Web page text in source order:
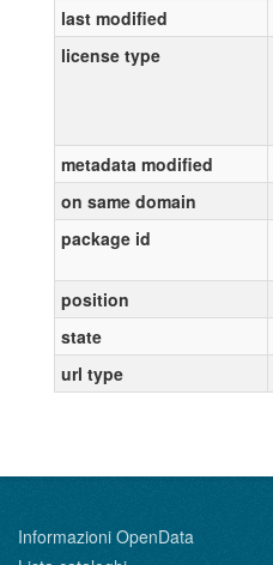
last modified
license type
metadata modified
on same domain
package id
position
state
url type
Informazioni OpenData